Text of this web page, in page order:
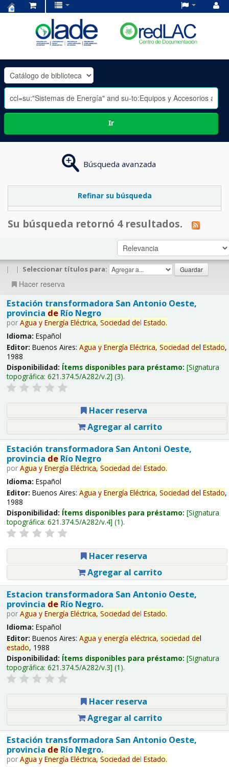
OLADE
-
Ir
Búsqueda avanzada
Refinar su búsqueda
Su búsqueda retornó 4 resultados.
| | Seleccionar títulos para:
Hacer reserva
Estación transformadora San Antonio Oeste,
provincia deRío Negro
por Agua y Energía Eléctrica, Sociedad del Estado.
Idioma: Español
Editor: Buenos Aires: Agua y Energía Eléctrica, Sociedad del Estado,
1988
Disponibilidad: Ítems disponibles para préstamo: Signatura
topográfica: 621.374.5/A282/v.2 (3).
Hacer reserva
Agregar al carrito
Estación transformadora San Antoni Oeste,
provincia deRío Negro
por Agua y Energía Eléctrica, Sociedad del Estado.
Idioma: Español
Editor: Buenos Aires: Agua y Energía Eléctrica, Sociedad del Estado,
1988
Disponibilidad: Ítems disponibles para préstamo: Signatura
topográfica: 621.374.5/A282/v.4 (1).
Hacer reserva
Agregar al carrito
Estacion transformadora San Antonio Oeste,
provincia deRío Negro.
por Agua y Energía Eléctrica, Sociedad del Estado.
Idioma: Español
Editor: Buenos Aires: Agua y energía eléctrica, sociedad del
estado, 1988
Disponibilidad: Ítems disponibles para préstamo: Signatura
topográfica: 621.374.5/A282/v.3 (1).
Hacer reserva
Agregar al carrito
Estación transformadora San Antonio Oeste,
provincia deRío Negro.
por Agua y Energía Eléctrica, Sociedad del Estado.